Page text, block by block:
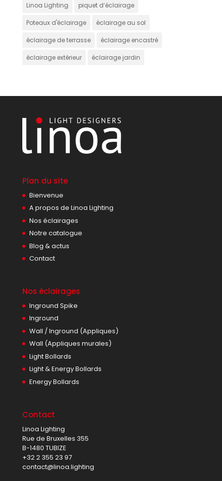
Linoa Lighting piquet d’éclairage
Poteaux d'éclairage éclairage au sol
éclairage de terrasse éclairage encastré
éclairage extérieur éclairage jardin
Plan du site
Bienvenue
A propos de Linoa Lighting
Nos éclairages
Notre catalogue
Blog & actus
Contact
Nos éclairages
Inground Spike
Inground
Wall / Inground (Appliques)
Wall (Appliques murales)
Light Bollards
Light & Energy Bollards
Energy Bollards
Contact
Linoa Lighting
Rue de Bruxelles 355
B-1480 TUBIZE
+32 2 355 23 97
contact@linoa.lighting